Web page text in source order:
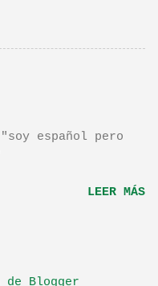
de este tema
AQUÍ Y LA
"soy español pero
LEER MÁS
Blogger